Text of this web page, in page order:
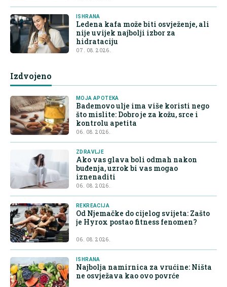
ISHRANA
Ledena kafa može biti osvježenje, ali
nije uvijek najbolji izbor za
hidrataciju
07. 08. 2026.
Izdvojeno
MOJA APOTEKA
Bademovo ulje ima više koristi nego
što mislite: Dobro je za kožu, srce i
kontrolu apetita
06. 08. 2026.
ZDRAVLJE
Ako vas glava boli odmah nakon
buđenja, uzrok bi vas mogao
iznenaditi
06. 08. 2026.
REKREACIJA
Od Njemačke do cijelog svijeta: Zašto
je Hyrox postao fitness fenomen?
06. 08. 2026.
ISHRANA
Najbolja namirnica za vrućine: Ništa
ne osvježava kao ovo povrće